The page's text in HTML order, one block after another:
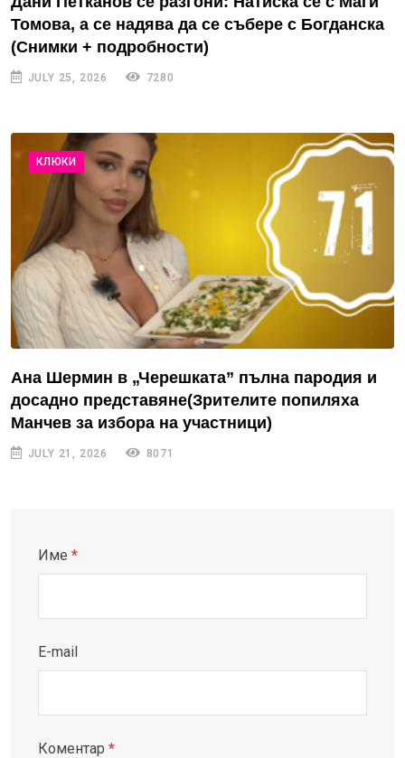
Томова, а се надява да се събере с Богданска
(Снимки + подробности)
JULY 25, 2026 7280
КЛЮКИ
Ана Шермин в „Черешката” пълна пародия и
досадно представяне(Зрителите попиляха
Манчев за избора на участници)
JULY 21, 2026 8071
Име *
E-mail
Коментар *